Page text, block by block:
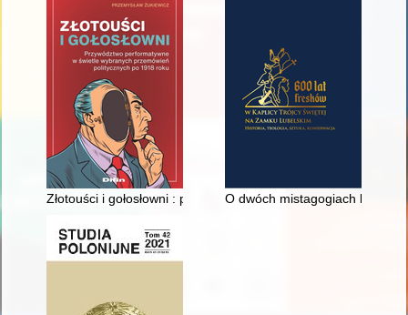
Złotouści i gołosłowni : przywództwo performatywne w
O dwóch mistagogiach